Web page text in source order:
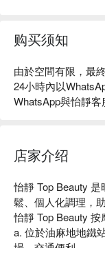
购买须知
由於空間有限，最
24小時內以
WhatsApp與怡靜客
店家介绍
怡靜 Top Beauty
鬆、個人化調理，
怡靜 Top Beauty 按
a. 位於油麻地地鐵
場，交通便利